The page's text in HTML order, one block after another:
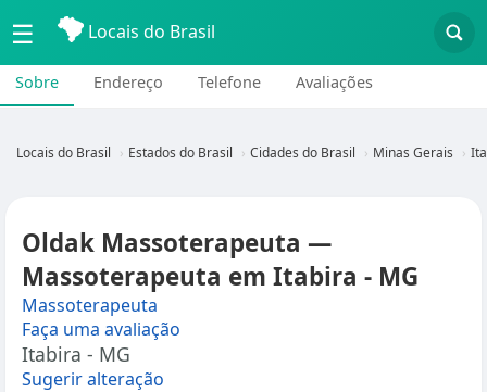
☰ Locais do Brasil
Sobre Endereço Telefone Avaliações
Locais do Brasil Estados do Brasil Cidades do Brasil Minas Gerais
Oldak Massoterapeuta —
Massoterapeuta em Itabira - MG
Massoterapeuta
Faça uma avaliação
Itabira - MG
Sugerir alteração